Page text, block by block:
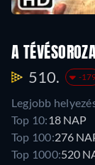
A
510. -
Legjobb
Top 10: 18 NAP
Top 100:276
Top 1000:520